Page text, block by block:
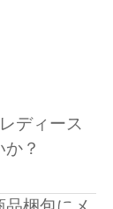
ディース
？